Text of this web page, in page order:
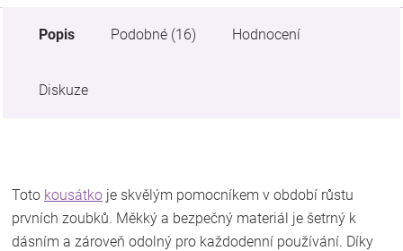
Popis Podobné (16) Hodnocení
Diskuze
Toto kousátko je skvělým pomocníkem v období růstu
prvních zoubků. Měkký a bezpečný materiál je šetrný k
dásním a zároveň odolný pro každodenní používání. Díky